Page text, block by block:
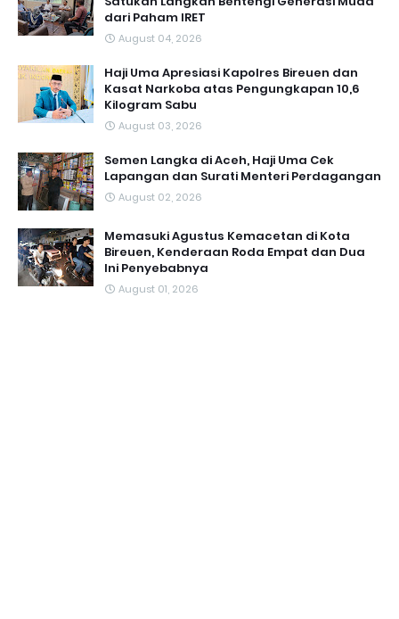
dari Paham IRET
August 04, 2026
Haji Uma Apresiasi Kapolres Bireuen dan
Kasat Narkoba atas Pengungkapan 10,6
Kilogram Sabu
August 03, 2026
Semen Langka di Aceh, Haji Uma Cek
Lapangan dan Surati Menteri Perdagangan
August 02, 2026
Memasuki Agustus Kemacetan di Kota
Bireuen, Kenderaan Roda Empat dan Dua
Ini Penyebabnya
August 01, 2026